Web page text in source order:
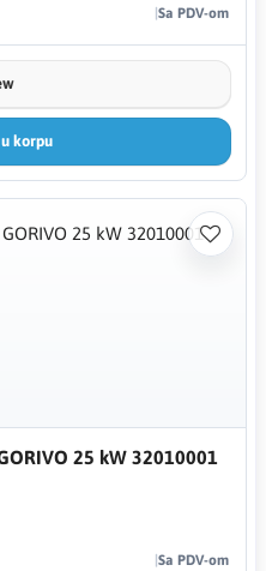
Sa PDV-om
korpu
25 kW 32010001
Sa PDV-om